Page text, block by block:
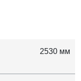
2530 мм